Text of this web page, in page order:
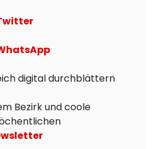
digital durchblättern
Bezirk und coole